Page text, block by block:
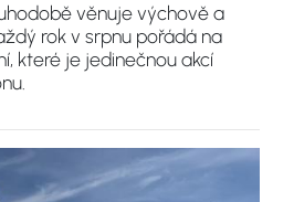
věnuje výchově a
rok v srpnu pořádá na
které je jedinečnou akcí